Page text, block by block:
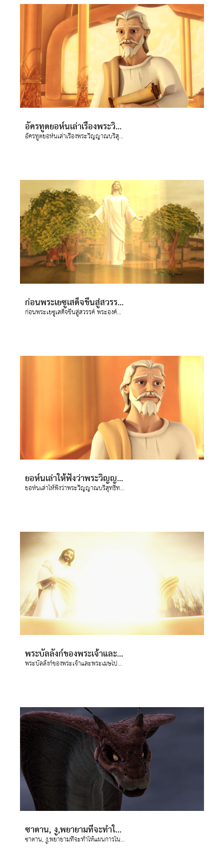
อัครทูตยอห์นเล่าเรื่องพระวิญญาณบริสุทธิ์ให้จอยและกิสโม่ฟัง
อัครทูตยอห์นเล่าเรื่องพระวิญญาณบริสุทธิ์ให้จอยและกิสโม่ฟัง
ก่อนพระเยซูเสด็จขึ้นสู่สวรรค์ พระองค์บอกให้เหล่าสาวกเกี่ยวกับพระวิญญาณบริสุทธิ์
ก่อนพระเยซูเสด็จขึ้นสู่สวรรค์ พระองค์บอกให้เหล่าสาวกเกี่ยวกับพระวิญญาณบริสุทธิ์
ยอห์นเล่าให้ฟังว่าพระวิญญาณบริสุทธิ์ทรงอยู่ทุกที่,เพื่อทรงนำและให้คำปรึกษาอย่างไร พระวิญญาณพระเจ้าคือพระวิญญาณบริสุทธิ์ พระองค์เป็นหนึ่งในสามแห่งตรีเอกานุภาพ(พระเจ้าหนึ่งเดียวซึ่งปรากฎเป็นสามพระภาค) คือ พระเจ้าพระบิดา,พระเจ้าพระบุตรและพระเจ้าพระวิญญาณบริสุทธิ์
ยอห์นเล่าให้ฟังว่าพระวิญญาณบริสุทธิ์ทรงอยู่ทุกที่,เพื่อทรงนำและให้คำปรึกษาอย่างไร พระวิญญาณพระเจ้าคือพระวิญญาณบริสุทธิ์ พระองค์เป็นหนึ่งในสามแห่งตรีเอกานุภาพ(พระเจ้าหนึ่งเดียวซึ่งปรากฎเป็นสามพระภาค) คือ พระเจ้าพระบิดา,พระเจ้าพระบุตรและพระเจ้าพระวิญญาณบริสุทธิ์
พระบัลลังก์ของพระเจ้าและพระเมษโปดก(พระเยซู)จะอยู่ในโลก ยอห์นมองเห็นด้วยพระวิญญาณว่ามีพระบัลลังก์ในสวรรค์และมีบางคนกำลังนั่งอยู่ ผู้ที่นั่งบนบัลลังก์เปล่งประกายเจิดจ้าดั่งอัญมณี-แก้วมณีโชติและแก้วทับทิม และมีแก้วมรกตล้อมรอบพระบัลลังก์ ดูเหมือนสายรุ้งพาดผ่าน มีฟ้าแลบฟ้าร้องและเสียงดังออกมาจากพระบัลลังก์ และหน้าพระบัลลังก์มีคบเพลิงเจ็ดดวงจุดอยู่ นี่คือพระวิญญาณทั้งเจ็ดของพระเจ้า
พระบัลลังก์ของพระเจ้าและพระเมษโปดก(พระเยซู)จะอยู่ในโลก ยอห์นมองเห็นด้วยพระวิญญาณว่ามีพระบัลลังก์ในสวรรค์และมีบางคนกำลังนั่งอยู่ ผู้ที่นั่งบนบัลลังก์เปล่งประกายเจิดจ้าดั่งอัญมณี-แก้วมณีโชติและแก้วทับทิม และมีแก้วมรกตล้อมรอบพระบัลลังก์ ดูเหมือนสายรุ้งพาดผ่าน มีฟ้าแลบฟ้าร้องและเสียงดังออกมาจากพระบัลลังก์ และหน้าพระบัลลังก์มีคบเพลิงเจ็ดดวงจุดอยู่ นี่คือพระวิญญาณทั้งเจ็ดของพระเจ้า
ซาตาน, งู,พยายามที่จะทำให้แผนการในยุคสุดท้ายของพระเจ้าล้มเหลว
ซาตาน, งู,พยายามที่จะทำให้แผนการในยุคสุดท้ายของพระเจ้าล้มเหลว